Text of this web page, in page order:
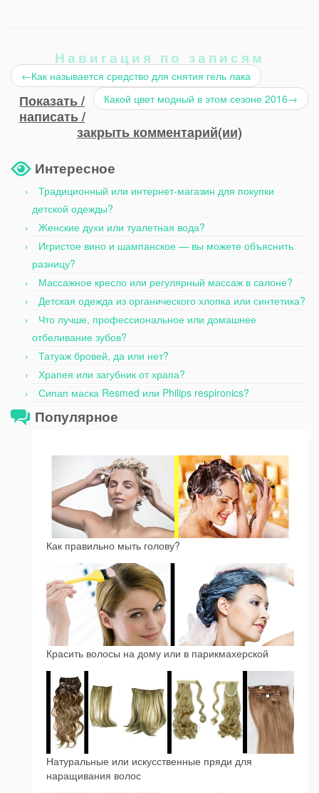
Навигация по записям
←Как называется средство для снятия гель лака
Какой цвет модный в этом сезоне 2016→
Показать /
написать /
закрыть комментарий(ии)
Интересное
Традиционный или интернет-магазин для покупки
детской одежды?
Женские духи или туалетная вода?
Игристое вино и шампанское — вы можете объяснить
разницу?
Массажное кресло или регулярный массаж в салоне?
Детская одежда из органического хлопка или синтетика?
Что лучше, профессиональное или домашнее
отбеливание зубов?
Татуаж бровей, да или нет?
Храпея или загубник от храпа?
Сипап маска Resmed или Philips respironics?
Популярное
Как правильно мыть голову?
Красить волосы на дому или в парикмахерской
Натуральные или искусственные пряди для
наращивания волос